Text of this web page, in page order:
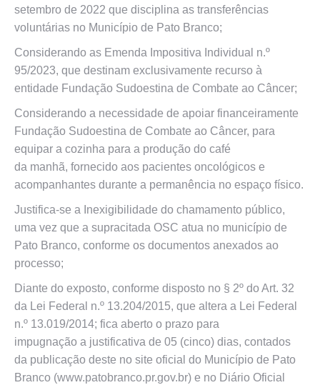
setembro de 2022 que disciplina as transferências
voluntárias no Município de Pato Branco;
Considerando as Emenda Impositiva Individual n.º
95/2023, que destinam exclusivamente recurso à
entidade Fundação Sudoestina de Combate ao Câncer;
Considerando a necessidade de apoiar financeiramente
Fundação Sudoestina de Combate ao Câncer, para
equipar a cozinha para a produção do café
da manhã, fornecido aos pacientes oncológicos e
acompanhantes durante a permanência no espaço físico.
Justifica-se a Inexigibilidade do chamamento público,
uma vez que a supracitada OSC atua no município de
Pato Branco, conforme os documentos anexados ao
processo;
Diante do exposto, conforme disposto no § 2º do Art. 32
da Lei Federal n.º 13.204/2015, que altera a Lei Federal
n.º 13.019/2014; fica aberto o prazo para
impugnação a justificativa de 05 (cinco) dias, contados
da publicação deste no site oficial do Município de Pato
Branco (www.patobranco.pr.gov.br) e no Diário Oficial